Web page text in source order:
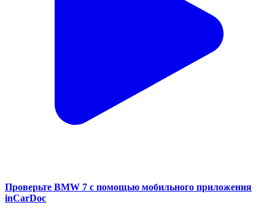
Проверьте BMW 7 с помощью мобильного приложения
inCarDoc